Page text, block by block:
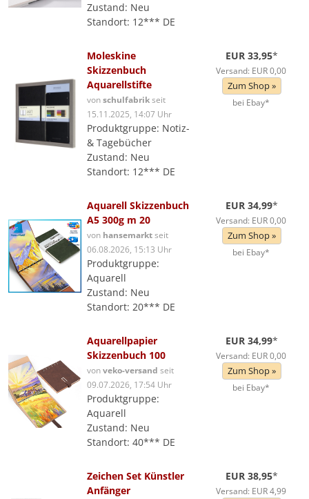
Zustand: Neu
Standort: 12*** DE
Moleskine
Skizzenbuch
Aquarellstifte
vonschulfabrikseit
15.11.2025, 14:07 Uhr
Produktgruppe: Notiz-
& Tagebücher
Zustand: Neu
Standort: 12*** DE
EUR 33,95*
Versand: EUR 0,00
Zum Shop »
bei Ebay*
Aquarell Skizzenbuch
A5 300g m 20
von hansemarktseit
06.08.2026, 15:13 Uhr
Produktgruppe:
Aquarell
Zustand: Neu
Standort: 20*** DE
EUR 34,99*
Versand: EUR 0,00
Zum Shop »
bei Ebay*
Aquarellpapier
Skizzenbuch 100
vonveko-versand seit
09.07.2026, 17:54 Uhr
Produktgruppe:
Aquarell
Zustand: Neu
Standort: 40*** DE
EUR 34,99*
Versand: EUR 0,00
Zum Shop »
bei Ebay*
Zeichen Set Künstler
Anfänger
EUR 38,95*
Versand: EUR 4,99